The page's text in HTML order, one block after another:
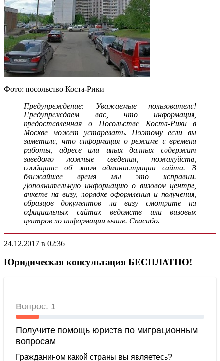
Фото: посольство Коста-Рики
Предупреждение: Уважаемые пользователи!
Предупреждаем вас, что информация,
предоставленная о Посольстве Коста-Рики в
Москве может устаревать. Поэтому если вы
заметили, что информация о режиме и времени
работы, адресе или иных данных содержит
заведомо ложные сведения, пожалуйста,
сообщите об этом администрации сайта. В
ближайшее время мы это исправим.
Дополнительную информацию о визовом центре,
анкете на визу, порядке оформления и получения,
образцов документов на визу смотрите на
официальных сайтах ведомств или визовых
центров по информации выше. Спасибо.
24.12.2017 в 02:36
Юридическая консультация БЕСПЛАТНО!